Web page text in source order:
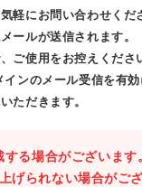
軽にお問い合わせくだ
ールが送信されます。
ご使用をお控えくださ
ンのメール受信を有効
ただきます。
る場合がございます
げられない場合がござ